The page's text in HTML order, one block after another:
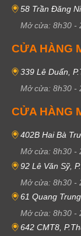
58 Trần Đăng
Mở cửa: 8h30 -
CỬA HÀNG
339 Lê Duẩn,
Mở cửa: 8h30 -
CỬA HÀNG
402B Hai Bà
Mở cửa: 8h30 -
92 Lê Văn Sỹ,
Mở cửa: 8h30 -
61 Quang
Mở cửa: 8h30 -
642 CMT8,